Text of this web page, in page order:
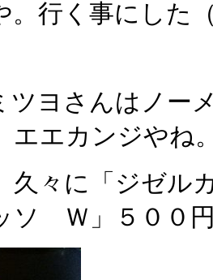
。行く事にした
ヨさんはノー
エエカンジやね
久々に「ジゼル
ソ Ｗ」５００